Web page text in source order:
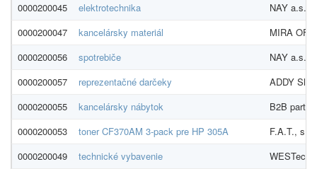
0000200045
elektrotechnika
NAY a.s.
0000200047
kancelársky materiál
MIRA
0000200056
spotrebiče
NAY a.s.
0000200057
reprezentačné darčeky
ADDY
0000200055
kancelársky nábytok
B2B
0000200053
toner CF370AM 3-pack pre HP 305A
F.A.T.,
0000200049
technické vybavenie